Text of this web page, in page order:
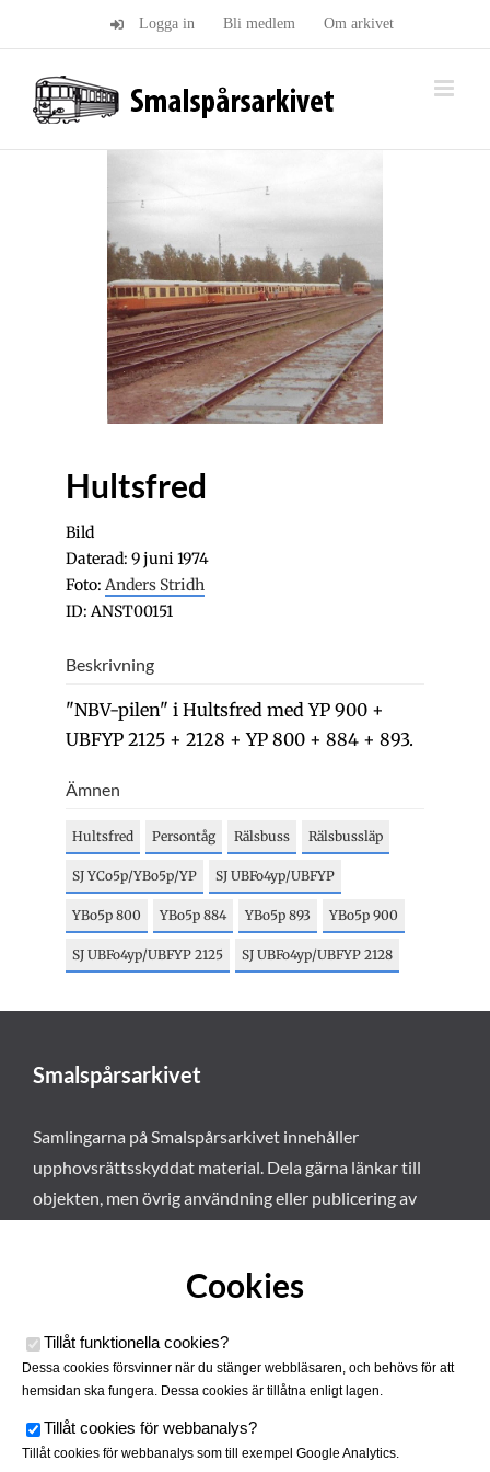
Logga in Bli medlem Om arkivet
Hultsfred
Bild
Daterad: 9 juni 1974
Foto: Anders Stridh
ID: ANST00151
Beskrivning
"NBV-pilen" i Hultsfred med YP 900 +
UBFYP 2125 + 2128 + YP 800 + 884 + 893.
Ämnen
Hultsfred Persontåg Rälsbuss Rälsbussläp
SJ YCo5p/YBo5p/YP SJ UBFo4yp/UBFYP
YBo5p 800 YBo5p 884 YBo5p 893 YBo5p 900
SJ UBFo4yp/UBFYP 2125 SJ UBFo4yp/UBFYP 2128
Smalspårsarkivet
Samlingarna på Smalspårsarkivet innehåller
upphovsrättsskyddat material. Dela gärna länkar till
objekten, men övrig användning eller publicering av
Cookies
Tillåt funktionella cookies?
Dessa cookies försvinner när du stänger webbläsaren, och behövs för att
hemsidan ska fungera. Dessa cookies är tillåtna enligt lagen.
Tillåt cookies för webbanalys?
Tillåt cookies för webbanalys som till exempel Google Analytics.